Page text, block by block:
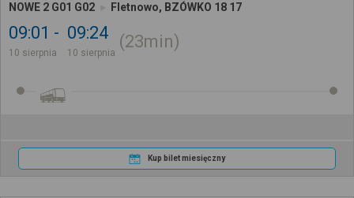
NOWE 2 G01 G02 Fletnowo, BZÓWKO 18 17
09:01
10 sierpnia
09:24
10 sierpnia
23min
Kup bilet miesięczny